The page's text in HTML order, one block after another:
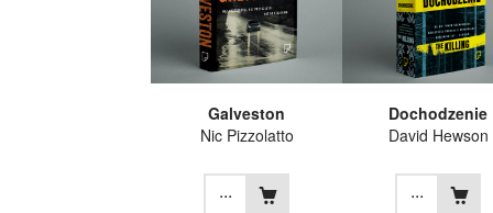
Galveston
Nic Pizzolatto
...
Dochodzenie
David Hewson
...